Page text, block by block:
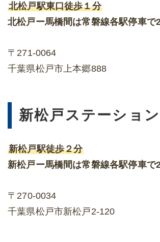
北松戸駅東口徒歩１分
北松戸ー馬橋間は常磐線各駅停車で
〒271-0064
千葉県松戸市上本郷888
新松戸ステーショ
新松戸駅徒歩２分
新松戸ー馬橋間は常磐線各駅停車で
〒270-0034
千葉県松戸市新松戸2-120